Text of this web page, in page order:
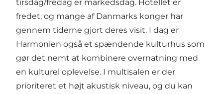
tirsdag/fredag er markedsdag. Hotellet er
fredet, og mange af Danmarks konger har
gennem tiderne gjort deres visit. I dag er
Harmonien også et spændende kulturhus som
gør det nemt at kombinere overnatning med
en kulturel oplevelse. I multisalen er der
prioriteret et højt akustisk niveau, og du kan